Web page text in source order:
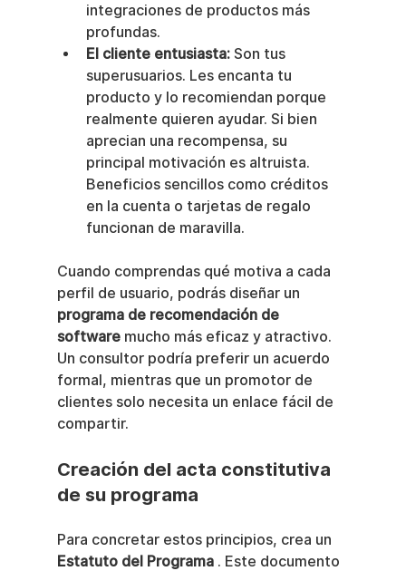
integraciones de productos más
profundas.
El cliente entusiasta: Son tus
superusuarios. Les encanta tu
producto y lo recomiendan porque
realmente quieren ayudar. Si bien
aprecian una recompensa, su
principal motivación es altruista.
Beneficios sencillos como créditos
en la cuenta o tarjetas de regalo
funcionan de maravilla.
Cuando comprendas qué motiva a cada
perfil de usuario, podrás diseñar un
programa de recomendación de
software mucho más eficaz y atractivo.
Un consultor podría preferir un acuerdo
formal, mientras que un promotor de
clientes solo necesita un enlace fácil de
compartir.
Creación del acta constitutiva
de su programa
Para concretar estos principios, crea un
Estatuto del Programa . Este documento